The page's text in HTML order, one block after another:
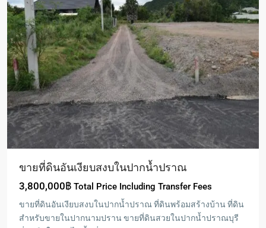
ขายที่ดินอันเงียบสงบในปากน้ำปราณ
3,800,000฿ Total Price Including Transfer Fees
ขายที่ดินอันเงียบสงบในปากน้ำปราณ ที่ดินพร้อมสร้างบ้าน ที่ดิน
สำหรับขายในปากนามปราน ขายที่ดินสวยในปากน้ำปราณบุรี